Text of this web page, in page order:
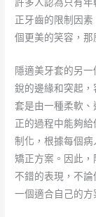
正牙齒的限制因
個更美的笑容，那
隱適美牙套的另
銳的邊緣和突起
套是由一種柔軟
正的過程中能夠
制化，根據每個
矯正方案。因此
不錯的表現，不
一個適合自己的方